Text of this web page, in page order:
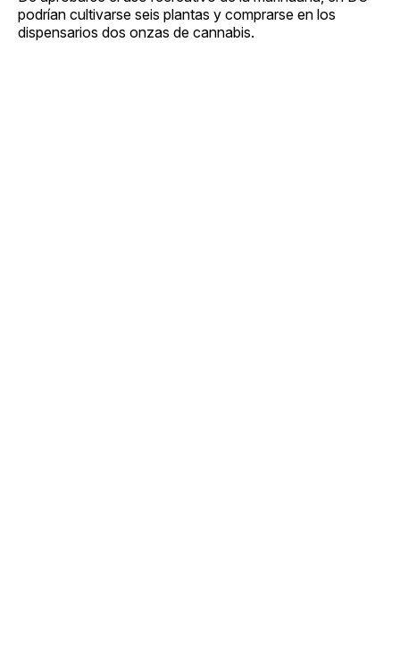
podrían cultivarse seis plantas y comprarse en los
dispensarios dos onzas de cannabis.